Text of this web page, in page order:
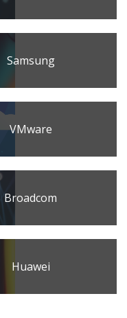
Samsung
VMware
Broadcom
Huawei